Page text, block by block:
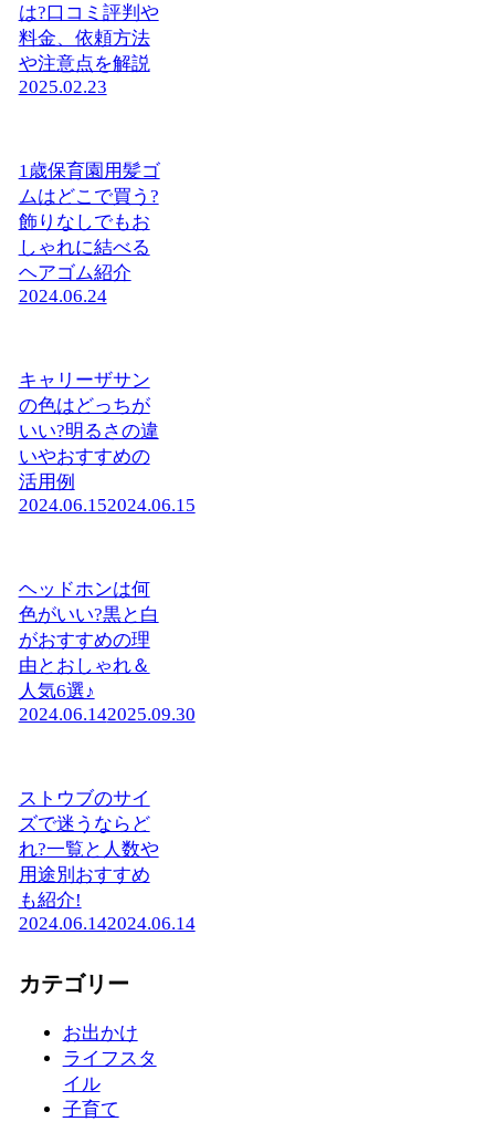
は?口コミ評判や
料金、依頼方法
や注意点を解説
2025.02.23
1歳保育園用髪ゴ
ムはどこで買う?
飾りなしでもお
しゃれに結べる
ヘアゴム紹介
2024.06.24
キャリーザサン
の色はどっちが
いい?明るさの違
いやおすすめの
活用例
2024.06.152024.06.15
ヘッドホンは何
色がいい?黒と白
がおすすめの理
由とおしゃれ＆
人気6選♪
2024.06.142025.09.30
ストウブのサイ
ズで迷うならど
れ?一覧と人数や
用途別おすすめ
も紹介!
2024.06.142024.06.14
カテゴリー
お出かけ
ライフスタ
イル
子育て